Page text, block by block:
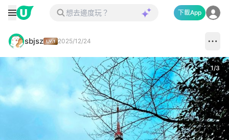
下載App
sbjsz 2025/12/24
1/3